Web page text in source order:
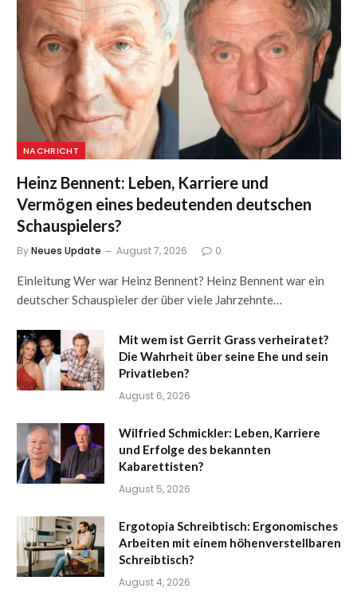
NACHRICHT
Heinz Bennent: Leben, Karriere und
Vermögen eines bedeutenden deutschen
Schauspielers?
ByNeues Update August 7, 2026 0
Einleitung Wer war Heinz Bennent? Heinz Bennent war ein
deutscher Schauspieler der über viele Jahrzehnte…
Mit wem ist Gerrit Grass verheiratet?
Die Wahrheit über seine Ehe und sein
Privatleben?
August 6, 2026
Wilfried Schmickler: Leben, Karriere
und Erfolge des bekannten
Kabarettisten?
August 5, 2026
Ergotopia Schreibtisch: Ergonomisches
Arbeiten mit einem höhenverstellbaren
Schreibtisch?
August 4, 2026